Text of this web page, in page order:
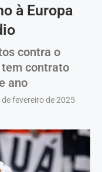
à Europa
contra o
tem contrato
ano
de fevereiro de 2025